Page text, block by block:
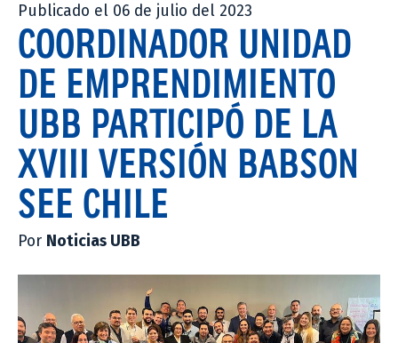
Publicado el 06 de julio del 2023
COORDINADOR UNIDAD
DE EMPRENDIMIENTO
UBB PARTICIPÓ DE LA
XVIII VERSIÓN BABSON
SEE CHILE
Por Noticias UBB